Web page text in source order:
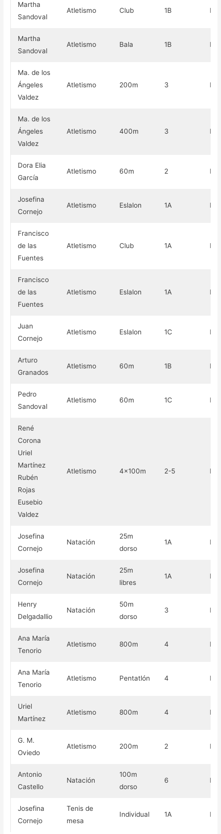
Martha
Sandoval
Atletismo Club 1B
Martha
Sandoval
Atletismo Bala 1B
Ma. de los
Ángeles
Valdez
Atletismo 200m 3
Ma. de los
Ángeles
Valdez
Atletismo 400m 3
Dora Elia
García
Atletismo 60m 2
Josefina
Cornejo
Atletismo Eslalon 1A
Francisco
de las
Fuentes
Atletismo Club 1A
Francisco
de las
Fuentes
Atletismo Eslalon 1A
Juan
Cornejo
Atletismo Eslalon 1C
Arturo
Granados
Atletismo 60m 1B
Pedro
Sandoval
Atletismo 60m 1C
René
Corona
Uriel
Martínez
Rubén
Rojas
Eusebio
Valdez
Atletismo 4×100m 2-5
Josefina
Cornejo
Natación
25m
dorso
1A
Josefina
Cornejo
Natación
25m
libres
1A
Henry
Delgadallio
Natación
50m
dorso
3
Ana María
Tenorio
Atletismo 800m 4
Ana María
Tenorio
Atletismo Pentatlón 4
Uriel
Martínez
Atletismo 800m 4
G. M.
Oviedo
Atletismo 200m 2
Antonio
Castello
Natación
100m
dorso
6
Josefina
Cornejo
Tenis de
mesa
Individual 1A